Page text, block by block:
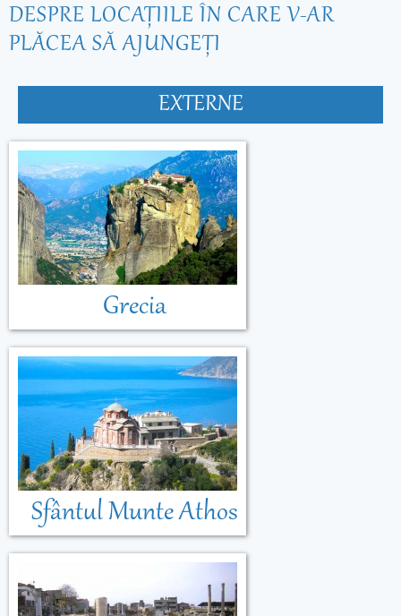
DESPRE LOCAŢIILE ÎN CARE V-AR
PLĂCEA SĂ AJUNGEŢI
EXTERNE
Grecia
Sfântul Munte Athos